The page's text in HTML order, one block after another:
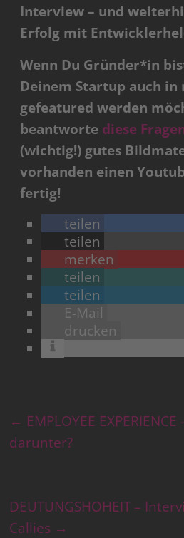
Interview – und
Erfolg mit
Wenn Du Gründer*in
Deinem Startup auch in
gefeatured werden
beantworte diese
(wichtig!) gutes
vorhanden einen
fertig!
teilen
teilen
merken
teilen
teilen
E-Mail
drucken
← EMPLOYEE
darunter?
DEUTUNGSHOHEIT –
Callies →